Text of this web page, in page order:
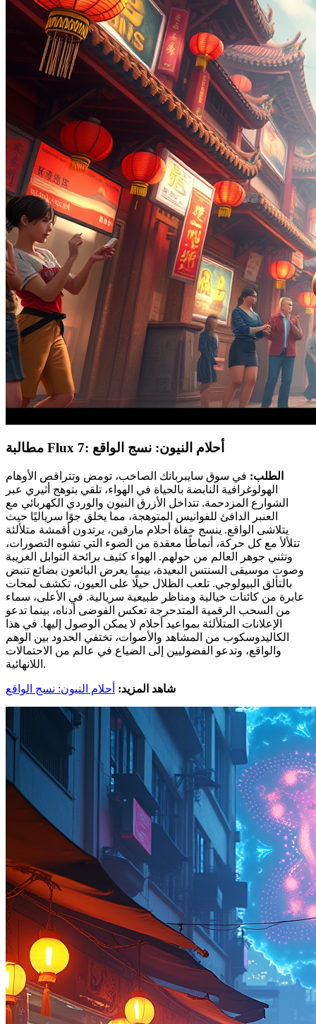
مطالبة Flux 7: أحلام النيون: نسج الواقع
الطلب: في سوق سايبربانك الصاخب، تومض وتتراقص الأوهام
الهولوغرافية النابضة بالحياة في الهواء، تلقي بتوهج أثيري عبر
الشوارع المزدحمة. تتداخل الأزرق النيون والوردي الكهربائي مع
العنبر الدافئ للفوانيس المتوهجة، مما يخلق جوًا سرياليًا حيث
يتلاشى الواقع. ينسج حفاة أحلام مارقين، يرتدون أقمشة متلألئة
تتلألأ مع كل حركة، أنماطًا معقدة من الضوء التي تشوه التصورات،
وتثني جوهر العالم من حولهم. الهواء كثيف برائحة التوابل الغريبة
وصوت موسيقى السنتس البعيدة، بينما يعرض البائعون بضائع تنبض
بالتألق البيولوجي. تلعب الظلال حيلًا على العيون، تكشف لمحات
عابرة من كائنات خيالية ومناظر طبيعية سريالية. في الأعلى، سماء
من السحب الرقمية المتدحرجة تعكس الفوضى أدناه، بينما تدعو
الإعلانات المتلألئة بمواعيد أحلام لا يمكن الوصول إليها. في هذا
الكاليدوسكوب من المشاهد والأصوات، تختفي الحدود بين الوهم
والواقع، وتدعو الفضوليين إلى الضياع في عالم من الاحتمالات
اللانهائية.
شاهد المزيد: أحلام النيون: نسج الواقع